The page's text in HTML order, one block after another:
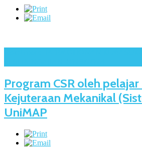
Program CSR oleh pelajar
Kejuteraan Mekanikal
UniMAP